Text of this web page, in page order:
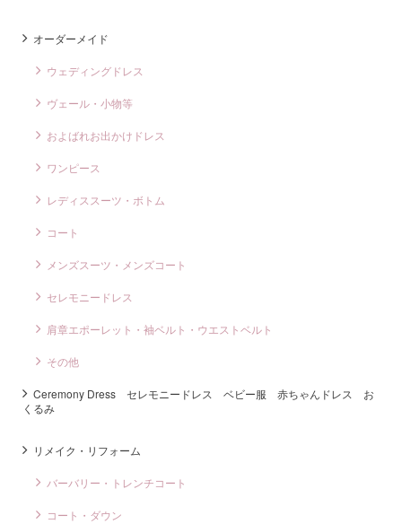
オーダーメイド
ウェディングドレス
ヴェール・小物等
およばれお出かけドレス
ワンピース
レディススーツ・ボトム
コート
メンズスーツ・メンズコート
セレモニードレス
肩章エポーレット・袖ベルト・ウエストベルト
その他
Ceremony Dress セレモニードレス ベビー服 赤ちゃんドレス お
くるみ
リメイク・リフォーム
バーバリー・トレンチコート
コート・ダウン